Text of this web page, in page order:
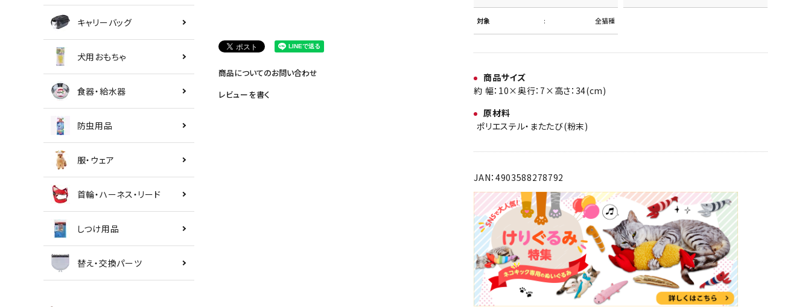
キャリーバッグ
犬用おもちゃ
食器・給水器
防虫用品
服・ウェア
首輪・ハーネス・リード
しつけ用品
替え・交換パーツ
商品についてのお問い合わせ
レビューを書く
対象 全猫種
商品サイズ
約 幅：10×奥行：7×高さ：34(cm)
原材料
ポリエステル・またたび(粉末)
JAN：4903588278792